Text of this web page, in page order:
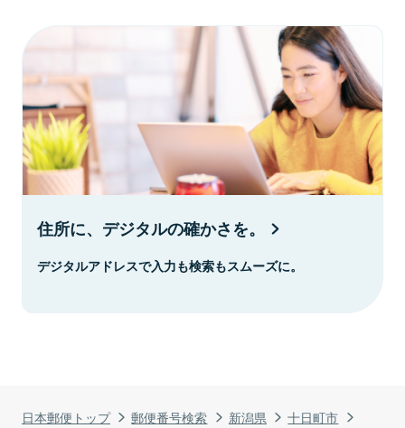
日本郵便トップ 郵便番号検索 新潟県
十日町市
住所に、デジタルの確かさを。
デジタルアドレスで入力も検索もスムーズに。